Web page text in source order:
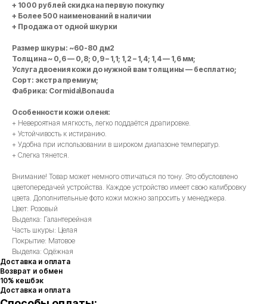
+ 1000 рублей скидка на первую покупку
+ Более 500 наименований в наличии
+ Продажа от одной шкурки
Размер шкуры: ~60-80 дм2
Толщина ~ 0,6 — 0,8; 0,9 – 1,1; 1,2 – 1,4; 1,4 — 1,6 мм;
Услуга двоения кожи до нужной вам толщины — бесплатно;
Сорт: экстра премиум;
Фабрика: Cormida\Bonauda
Особенности кожи оленя:
+ Невероятная мягкость, легко поддаётся драпировке.
+ Устойчивость к истиранию.
+ Удобна при использовании в широком диапазоне температур.
+ Слегка тянется.
Внимание! Товар может немного отличаться по тону. Это обусловлено
цветопередачей устройства. Каждое устройство имеет свою калибровку
цвета. Дополнительные фото кожи можно запросить у менеджера.
Цвет: Розовый
Выделка: Галантерейная
Часть шкуры: Целая
Покрытие: Матовое
Выделка: Одёжная
Доставка и оплата
Возврат и обмен
10% кешбэк
Доставка и оплата